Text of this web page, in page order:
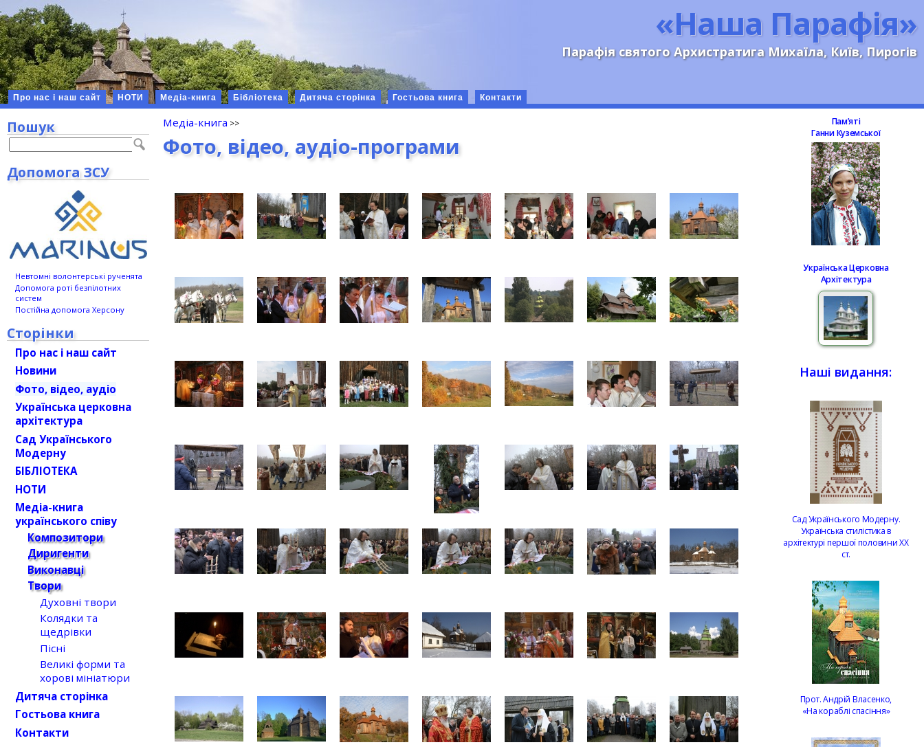
«Наша Парафія»
Парафія святого Архистратига Михаїла, Київ, Пирогів
Про нас і наш сайт НОТИ Медіа-книга Бібліотека Дитяча сторінка Гостьова книга Контакти
Медіа-книга
Фото, відео, аудіо-програми
Пошук
Допомога ЗСУ
Невтомні волонтерські рученята
Допомога роті безпілотних
систем
Постійна допомога Херсону
Сторінки
Про нас і наш сайт
Новини
Фото, відео, аудіо
Українська церковна
архітектура
Сад Українського
Модерну
БІБЛІОТЕКА
НОТИ
Медіа-книга
українського співу
Композитори
Диригенти
Виконавці
Твори
Духовні твори
Колядки та
щедрівки
Пісні
Великі форми та
хорові мініатюри
Дитяча сторінка
Гостьова книга
Контакти
Памʼяті
Ганни Куземської
Українська Церковна
Архітектура
Наші видання:
Сад Українського Модерну.
Українська стилістика в
архітектурі першої половини ХХ
ст.
Прот. Андрій Власенко,
«На кораблі спасіння»